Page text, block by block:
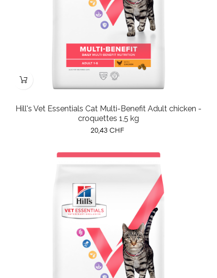
Hill's Vet Essentials Cat Multi-Benefit Adult chicken -
croquettes 1,5 kg
Prix
20,43 CHF